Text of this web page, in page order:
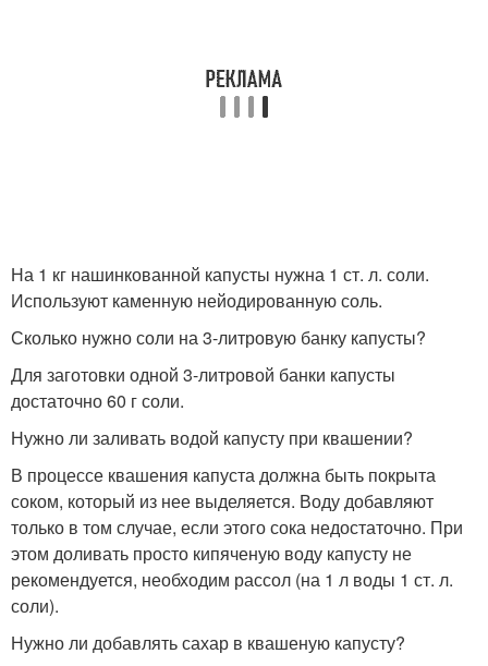
На 1 кг нашинкованной капусты нужна 1 ст. л. соли.
Используют каменную нейодированную соль.
Сколько нужно соли на 3-литровую банку капусты?
Для заготовки одной 3-литровой банки капусты
достаточно 60 г соли.
Нужно ли заливать водой капусту при квашении?
В процессе квашения капуста должна быть покрыта
соком, который из нее выделяется. Воду добавляют
только в том случае, если этого сока недостаточно. При
этом доливать просто кипяченую воду капусту не
рекомендуется, необходим рассол (на 1 л воды 1 ст. л.
соли).
Нужно ли добавлять сахар в квашеную капусту?